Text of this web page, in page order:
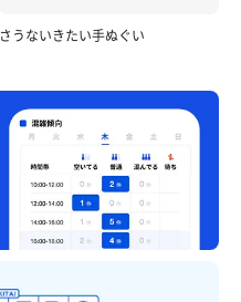
さうないきたい手ぬぐい